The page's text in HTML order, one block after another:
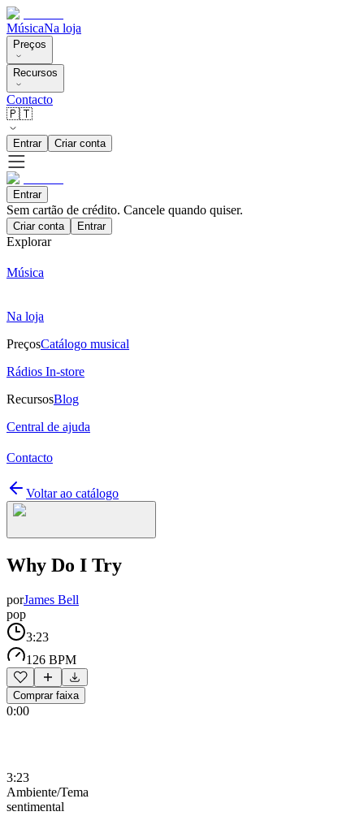
MúsicaNa loja
Preços
Recursos
Contacto
🇵🇹
Entrar Criar conta
Entrar
Sem cartão de crédito. Cancele quando quiser.
Criar conta Entrar
Explorar
Música
Na loja
PreçosCatálogo musical
Rádios In-store
RecursosBlog
Central de ajuda
Contacto
Voltar ao catálogo
Why Do I Try
porJames Bell
pop
3:23
126 BPM
Comprar faixa
0:00
3:23
Ambiente/Tema
sentimental